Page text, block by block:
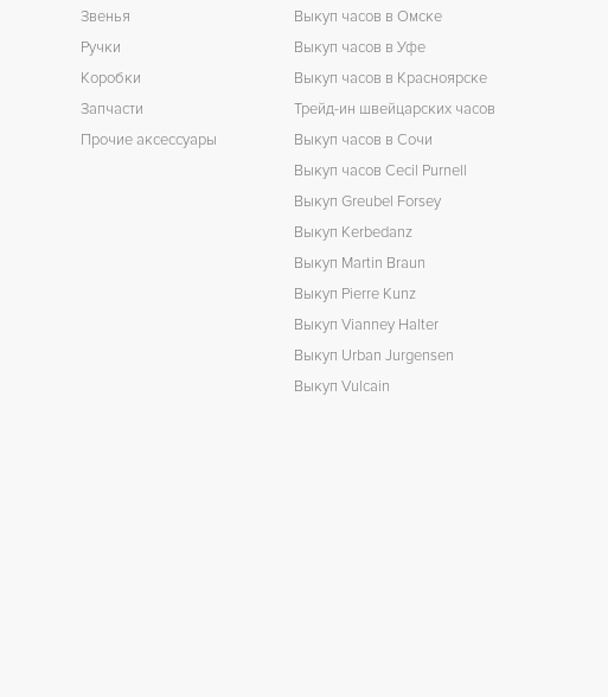
Звенья
Ручки
Коробки
Запчасти
Прочие аксессуары
Выкуп часов в Омске
Выкуп часов в Уфе
Выкуп часов в Красноярске
Трейд-ин швейцарских часов
Выкуп часов в Сочи
Выкуп часов Cecil Purnell
Выкуп Greubel Forsey
Выкуп Kerbedanz
Выкуп Martin Braun
Выкуп Pierre Kunz
Выкуп Vianney Halter
Выкуп Urban Jurgensen
Выкуп Vulcain